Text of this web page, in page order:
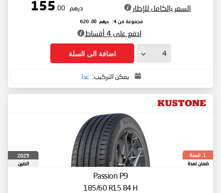
السعر بالكامل للإطار درهم 155
.00
مجموعة من 4: درهم 620
.00
ادفع على 4 أقساط
اضافة الى السلة
يمكن التركيب: غدا
1 السنة
ضمان لمدة
2025
الصين
Passion P9
185/60 R15 84 H